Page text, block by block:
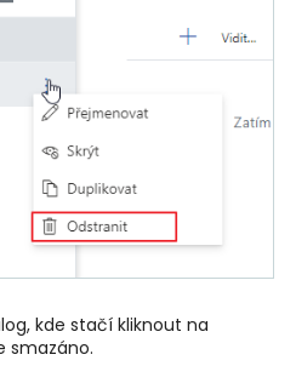
kde stačí kliknout na
smazáno.